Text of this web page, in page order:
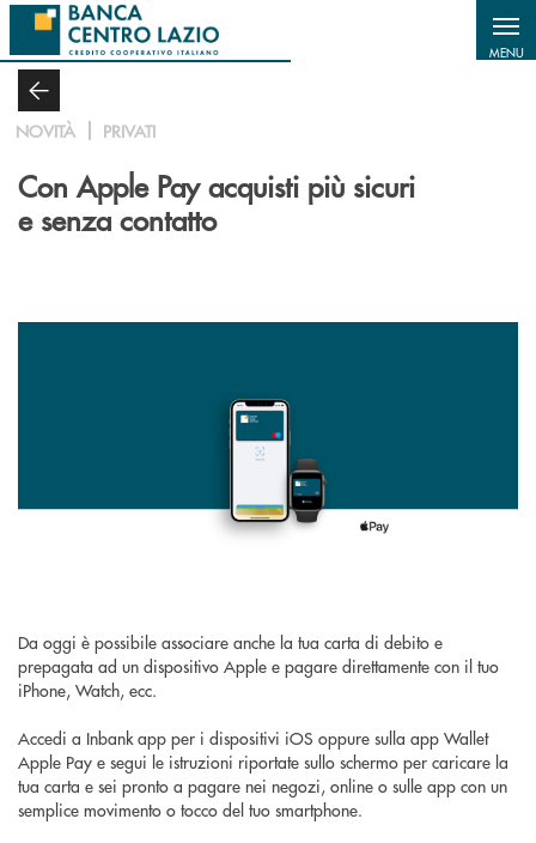
Salta al contenuto principale
MENU
NOVITÀ PRIVATI
Con Apple Pay acquisti più sicuri
e senza contatto
Da oggi è possibile associare anche la tua carta di debito e
prepagata ad un dispositivo Apple e pagare direttamente con il tuo
iPhone, Watch, ecc.
Accedi a Inbank app per i dispositivi iOS oppure sulla app Wallet
Apple Pay e segui le istruzioni riportate sullo schermo per caricare la
tua carta e sei pronto a pagare nei negozi, online o sulle app con un
semplice movimento o tocco del tuo smartphone.